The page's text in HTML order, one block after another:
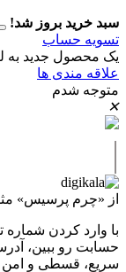
بروز شد!
جدید به لیست
ها
پرسیس» مثل
شماره تلفنی
ببین، آدرست رو
و امن انجام بده.